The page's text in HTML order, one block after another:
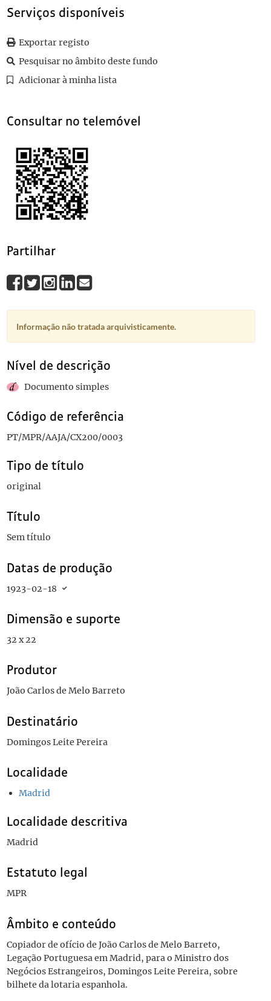
Sem título
1916-08-01
0011
Sem título
Sem título
Serviços disponíveis
Exportar registo
Pesquisar no âmbito deste fundo
Adicionar à minha lista
Consultar no telemóvel
Partilhar
Informação não tratada arquivisticamente.
Nível de descrição
Documento simples
Código de referência
PT/MPR/AAJA/CX200/0003
Tipo de título
original
Título
Sem título
Datas de produção
1923-02-18
Dimensão e suporte
32 x 22
Produtor
João Carlos de Melo Barreto
Destinatário
Domingos Leite Pereira
Localidade
Madrid
Localidade descritiva
Madrid
Estatuto legal
MPR
Âmbito e conteúdo
Copiador de ofício de João Carlos de Melo Barreto,
Legação Portuguesa em Madrid, para o Ministro dos
Negócios Estrangeiros, Domingos Leite Pereira, sobre
bilhete da lotaria espanhola.